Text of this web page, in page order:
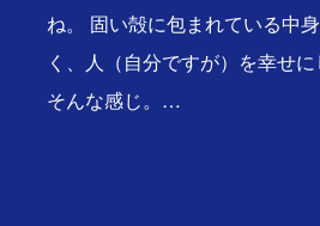
ね。 固い殻に包まれている中
く、人（自分ですが）を幸せに
そんな感じ。…